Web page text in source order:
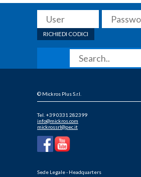
RICHIEDI CODICI
© Mickros Plus S.r.l.
Tel. +39 0331 282399
info@mickros.com
mickrossrl@pec.it
Sede Legale - Headquarters